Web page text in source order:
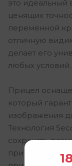
это идеальный
ценящих
переменной
отличную
делает его
любых условий.
Прицел
который
изображения
Технология
сохранять
при изменении